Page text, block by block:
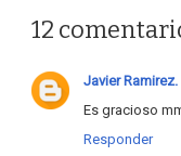
12
Javier Ramirez.
Es gracioso
Responder